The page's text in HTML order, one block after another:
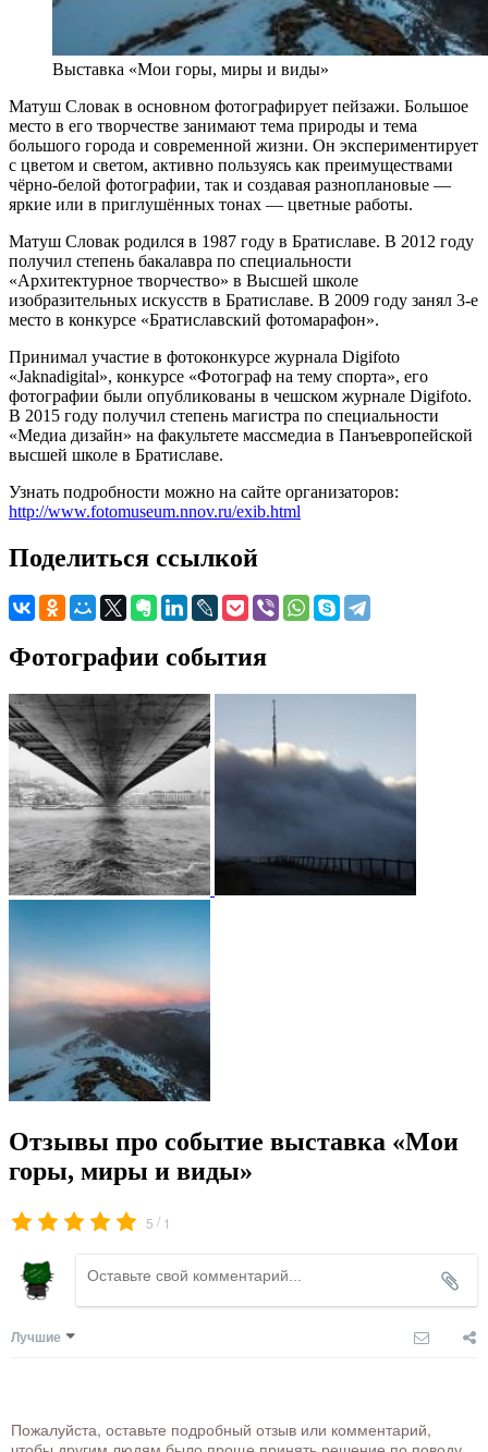
Выставка «Мои горы, миры и виды»
Матуш Словак в основном фотографирует пейзажи. Большое
место в его творчестве занимают тема природы и тема
большого города и современной жизни. Он экспериментирует
с цветом и светом, активно пользуясь как преимуществами
чёрно-белой фотографии, так и создавая разноплановые —
яркие или в приглушённых тонах — цветные работы.
Матуш Словак родился в 1987 году в Братиславе. В 2012 году
получил степень бакалавра по специальности
«Архитектурное творчество» в Высшей школе
изобразительных искусств в Братиславе. В 2009 году занял 3-е
место в конкурсе «Братиславский фотомарафон».
Принимал участие в фотоконкурсе журнала Digifoto
«Jaknadigital», конкурсе «Фотограф на тему спорта», его
фотографии были опубликованы в чешском журнале Digifoto.
В 2015 году получил степень магистра по специальности
«Медиа дизайн» на факультете массмедиа в Панъевропейской
высшей школе в Братиславе.
Узнать подробности можно на сайте организаторов:
http://www.fotomuseum.nnov.ru/exib.html
Поделиться ссылкой
Фотографии события
Отзывы про событие выставка «Мои
горы, миры и виды»
5 / 1
Лучшие
Пожалуйста, оставьте подробный отзыв или комментарий,